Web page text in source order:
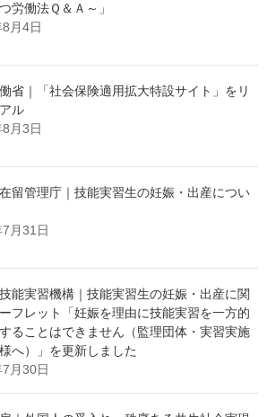
です。
記
の取消しの内容（詳細は別紙１から別紙12
取締役 青野 浩二）
設（代表取締役 阿部 時男）
有限会社（代表取締役 二見 智恵）
ニファクチャリング（代表取締役 妹尾
建装（代表社員 三澤 青龍）
（代表取締役 市来 淳史）
場（代表取締役 大門 貴幸）
鶏（代表取締役 松井 次郎）
・ファーム（代表取締役 井出 法雄）
作所（代表取締役 寺田 謙継）
代表取締役 森野 祥伍）
労働法Ｑ＆Ａ～」
月4日
省｜「社会保険適用拡大特設サイト」をリ
ル
月3日
留管理庁｜技能実習生の妊娠・出産につい
月31日
能実習機構｜技能実習生の妊娠・出産に関
フレット「妊娠を理由に技能実習を一方的
ることはできません（監理団体・実習実施
へ）」を更新しました
月30日